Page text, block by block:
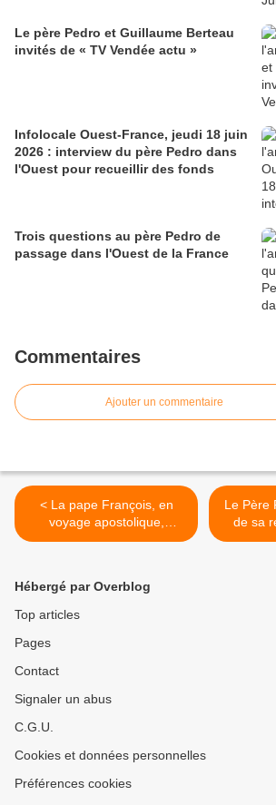
Le père Pedro et Guillaume Berteau
invités de « TV Vendée actu »
Infolocale Ouest-France, jeudi 18 juin
2026 : interview du père Pedro dans
l'Ouest pour recueillir des fonds
Trois questions au père Pedro de
passage dans l'Ouest de la France
Commentaires
Ajouter un commentaire
< La pape François, en
voyage apostolique,
passera chez le père Pedro
Le Père
de sa
Hébergé par Overblog
Top articles
Pages
Contact
Signaler un abus
C.G.U.
Cookies et données personnelles
Préférences cookies